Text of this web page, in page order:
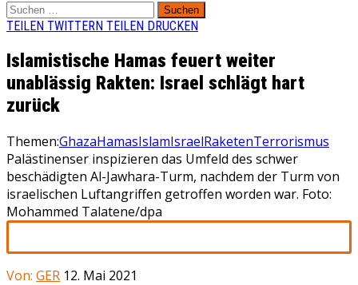
Suchen
nach:
TEILEN TWITTERN TEILEN DRUCKEN
Islamistische Hamas feuert weiter
unablässig Rakten: Israel schlägt hart
zurück
Themen:GhazaHamasIslamIsraelRaketenTerrorismus
Palästinenser inspizieren das Umfeld des schwer
beschädigten Al-Jawhara-Turm, nachdem der Turm von
israelischen Luftangriffen getroffen worden war. Foto:
Mohammed Talatene/dpa
Von: GER 12. Mai 2021